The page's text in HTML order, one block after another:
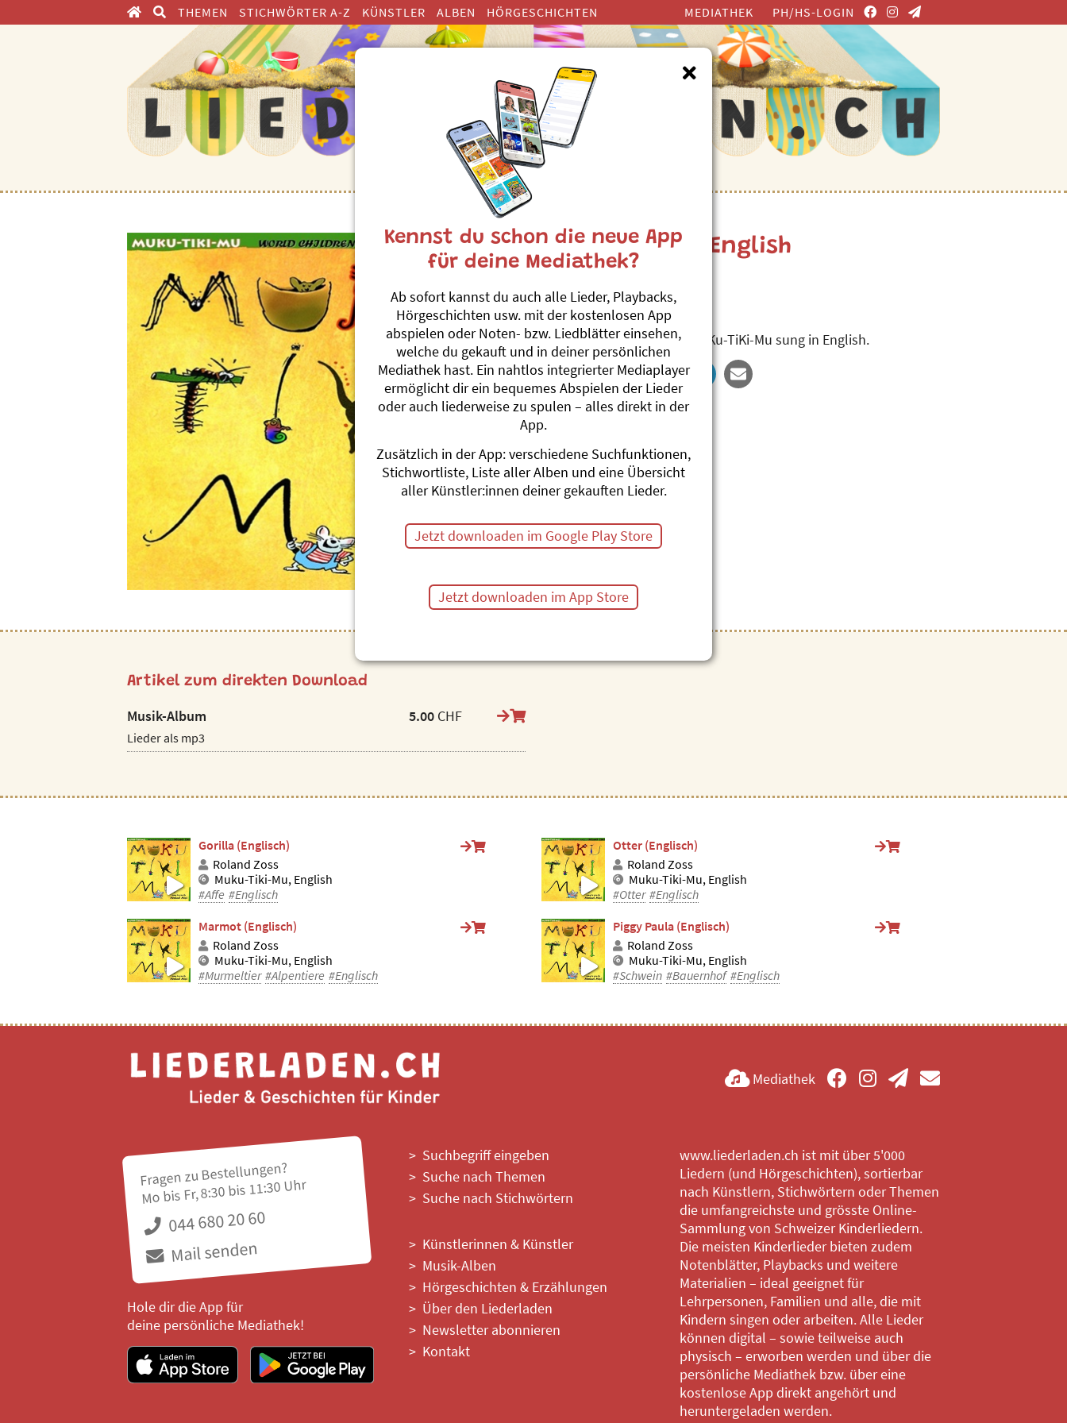
THEMEN STICHWÖRTER A-Z KÜNSTLER ALBEN
HÖRGESCHICHTEN
ENTDECKEN
MEDIATHEK PH/HS-LOGIN
Muku-Tiki-Mu, English
Roland Zoss
4 Songs from the album MuKu-TiKi-Mu sung in English.
Artikel zum direkten Download
Musik-Album 5.00CHF
Lieder als mp3
Gorilla (Englisch)
Roland Zoss
Muku-Tiki-Mu, English
#Affe #Englisch
Otter (Englisch)
Roland Zoss
Muku-Tiki-Mu, English
#Otter #Englisch
Marmot (Englisch)
Roland Zoss
Muku-Tiki-Mu, English
#Murmeltier #Alpentiere #Englisch
Piggy Paula (Englisch)
Roland Zoss
Muku-Tiki-Mu, English
#Schwein #Bauernhof #Englisch
Mediathek
Fragen zu Bestellungen?
Mo bis Fr, 8:30 bis 11:30 Uhr
044 680 20 60
Mail senden
Hole dir die App für
deine persönliche Mediathek!
Suchbegriff eingeben
Suche nach Themen
Suche nach Stichwörtern
Künstlerinnen & Künstler
Musik-Alben
Hörgeschichten & Erzählungen
Über den Liederladen
Newsletter abonnieren
Kontakt
www.liederladen.ch ist mit über 5'000
Liedern (und Hörgeschichten), sortierbar
nach Künstlern, Stichwörtern oder Themen
die umfangreichste und grösste Online-
Sammlung von Schweizer Kinderliedern.
Die meisten Kinderlieder bieten zudem
Notenblätter, Playbacks und weitere
Materialien – ideal geeignet für
Lehrpersonen, Familien und alle, die mit
Kindern singen oder arbeiten. Alle Lieder
können digital – sowie teilweise auch
physisch – erworben werden und über die
persönliche Mediathek bzw. über eine
kostenlose App direkt angehört und
heruntergeladen werden.
Kennst du schon die neue App
für deine Mediathek?
Ab sofort kannst du auch alle Lieder, Playbacks,
Hörgeschichten usw. mit der kostenlosen App
abspielen oder Noten- bzw. Liedblätter einsehen,
welche du gekauft und in deiner persönlichen
Mediathek hast. Ein nahtlos integrierter Mediaplayer
ermöglicht dir ein bequemes Abspielen der Lieder
oder auch liederweise zu spulen – alles direkt in der
App.
Zusätzlich in der App: verschiedene Suchfunktionen,
Stichwortliste, Liste aller Alben und eine Übersicht
aller Künstler:innen deiner gekauften Lieder.
Jetzt downloaden im Google Play Store
Jetzt downloaden im App Store